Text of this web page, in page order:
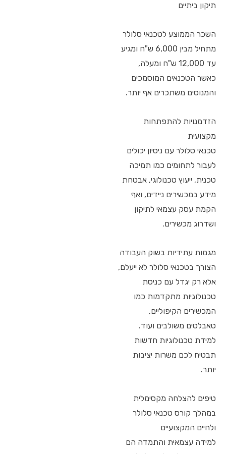
תיקון ביתיים
השכר הממוצע לטכנאי סלולר
מתחיל מבין 6,000 ש"ח ומגיע
עד 12,000 ש"ח ומעלה,
כאשר הטכנאים המוסמכים
והמנוסים משתכרים אף יותר.
הזדמנויות להתפתחות
מקצועית
טכנאי סלולר עם ניסיון יכולים
לעבור לתחומים כמו תמיכה
טכנית, ייעוץ טכנולוגי, אבטחת
מידע במכשירים ניידים, ואף
הקמת עסק עצמאי לתיקון
ושדרוג מכשירים.
מגמות עתידיות בשוק העבודה
הצורך בטכנאי סלולר לא ייעלם,
אלא רק יגדל עם כניסת
טכנולוגיות מתקדמות כמו
המכשירים הקיפוליים,
טאבלטים משולבים ועוד.
למידת טכנולוגיות חדשות
תבטיח לכם משרות יציבות
יותר.
טיפים להצלחה מקסימלית
במהלך קורס טכנאי סלולר
ולחיים המקצועיים
למידה עצמאית והתמדה הם